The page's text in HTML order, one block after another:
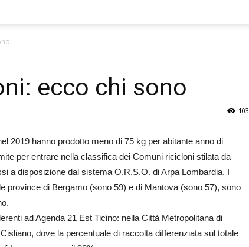
ecco chi sono
103
2019 hanno prodotto meno di 75 kg per abitante anno di
per entrare nella classifica dei Comuni ricicloni stilata da
a disposizione dal sistema O.R.S.O. di Arpa Lombardia. I
province di Bergamo (sono 59) e di Mantova (sono 57), sono
ad Agenda 21 Est Ticino: nella Città Metropolitana di
dove la percentuale di raccolta differenziata sul totale